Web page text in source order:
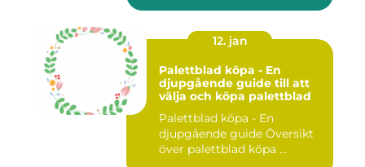
12. jan
Palettblad köpa - En
djupgående guide till att
välja och köpa palettblad
Palettblad köpa - En
djupgående guide Översikt
över palettblad köpa ...